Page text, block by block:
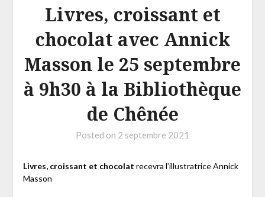
Livres, croissant et
chocolat avec Annick
Masson le 25 septembre
à 9h30 à la Bibliothèque
de Chênée
Posted on 2 septembre 2021
Livres, croissant et chocolat recevra l’illustratrice Annick
Masson